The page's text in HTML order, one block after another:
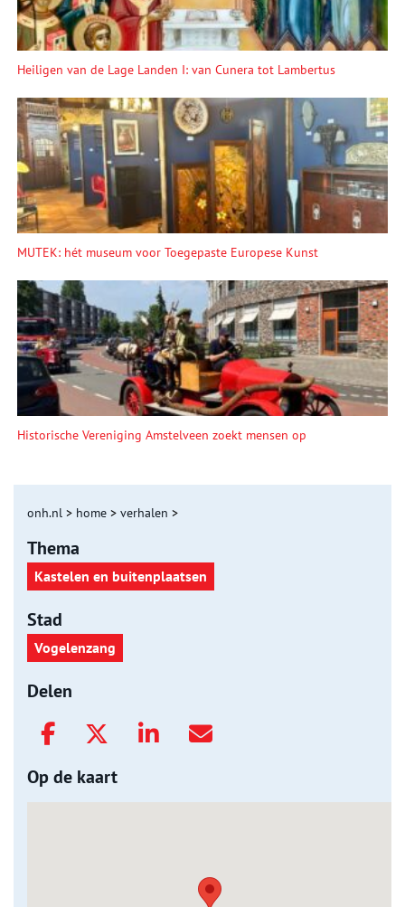
Heiligen van de Lage Landen I: van Cunera tot Lambertus
MUTEK: hét museum voor Toegepaste Europese Kunst
Historische Vereniging Amstelveen zoekt mensen op
onh.nl > home > verhalen >
Thema
Kastelen en buitenplaatsen
Stad
Vogelenzang
Delen
Op de kaart